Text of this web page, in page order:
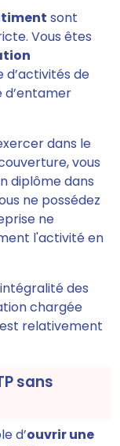
sont
Vous êtes
d’activités de
d’entamer
dans le
vous
diplôme dans
ne possédez
ne
l'activité en
des
chargée
relativement
sans
d’ouvrir une